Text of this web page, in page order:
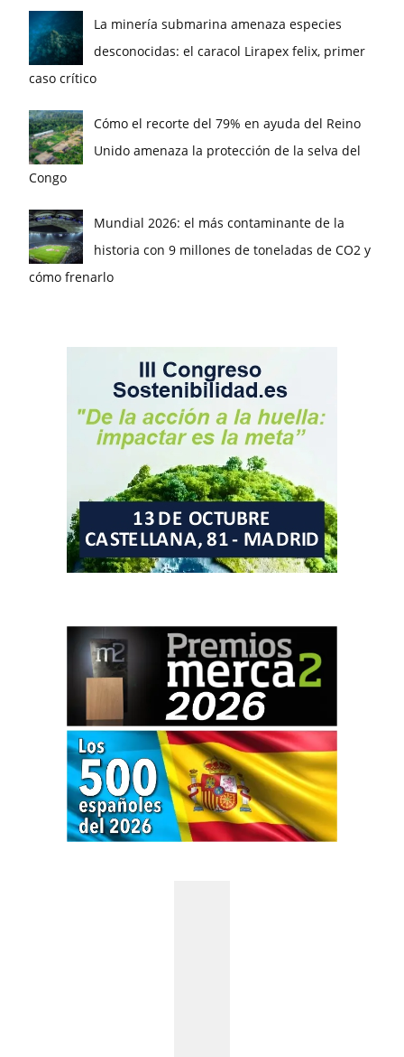
La minería submarina amenaza especies
desconocidas: el caracol Lirapex felix, primer
caso crítico
Cómo el recorte del 79% en ayuda del Reino
Unido amenaza la protección de la selva del
Congo
Mundial 2026: el más contaminante de la
historia con 9 millones de toneladas de CO2 y
cómo frenarlo